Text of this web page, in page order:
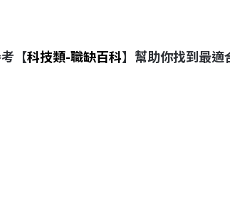
【科技類-職缺百科】幫助你找到最適